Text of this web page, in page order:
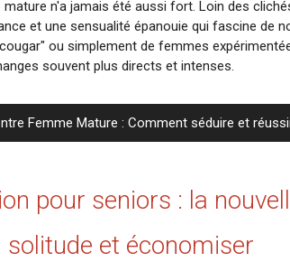
n'a jamais été aussi fort. Loin des
et une sensualité épanouie qui fascine de
ou simplement de femmes
souvent plus directs et intenses.
Femme Mature : Comment séduire et
pour seniors : la
solitude et économiser